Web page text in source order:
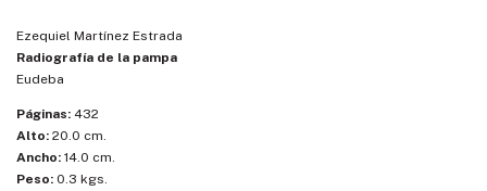
Ezequiel Martínez Estrada
Radiografía de la pampa
Eudeba
Páginas: 432
Alto: 20.0 cm.
Ancho: 14.0 cm.
Peso: 0.3 kgs.